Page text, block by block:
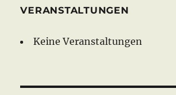
VERANSTALTUNGEN
Keine Veranstaltungen